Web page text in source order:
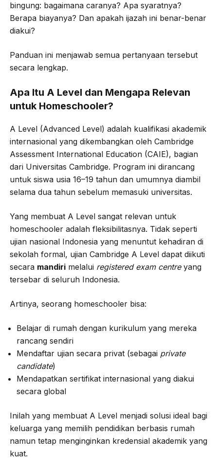
bingung: bagaimana caranya? Apa syaratnya?
Berapa biayanya? Dan apakah ijazah ini benar-benar
diakui?
Panduan ini menjawab semua pertanyaan tersebut
secara lengkap.
Apa Itu A Level dan Mengapa Relevan
untuk Homeschooler?
A Level (Advanced Level) adalah kualifikasi akademik
internasional yang dikembangkan oleh Cambridge
Assessment International Education (CAIE), bagian
dari Universitas Cambridge. Program ini dirancang
untuk siswa usia 16–19 tahun dan umumnya diambil
selama dua tahun sebelum memasuki universitas.
Yang membuat A Level sangat relevan untuk
homeschooler adalah fleksibilitasnya. Tidak seperti
ujian nasional Indonesia yang menuntut kehadiran di
sekolah formal, ujian Cambridge A Level dapat diikuti
secara mandiri melalui registered exam centreyang
tersebar di seluruh Indonesia.
Artinya, seorang homeschooler bisa:
Belajar di rumah dengan kurikulum yang mereka
rancang sendiri
Mendaftar ujian secara privat (sebagai private
candidate)
Mendapatkan sertifikat internasional yang diakui
secara global
Inilah yang membuat A Level menjadi solusi ideal bagi
keluarga yang memilih pendidikan berbasis rumah
namun tetap menginginkan kredensial akademik yang
kuat.